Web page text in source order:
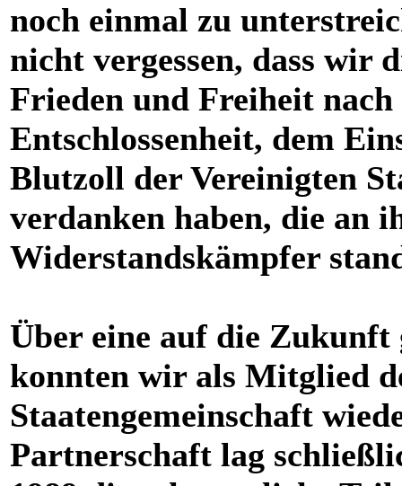
noch einmal zu
nicht vergessen, dass wir
Frieden und Freiheit
Entschlossenheit, dem
Blutzoll der Vereinigten
verdanken haben, die an
Widerstandskämpfer
Über eine auf die
konnten wir als Mitglied
Staatengemeinschaft
Partnerschaft lag